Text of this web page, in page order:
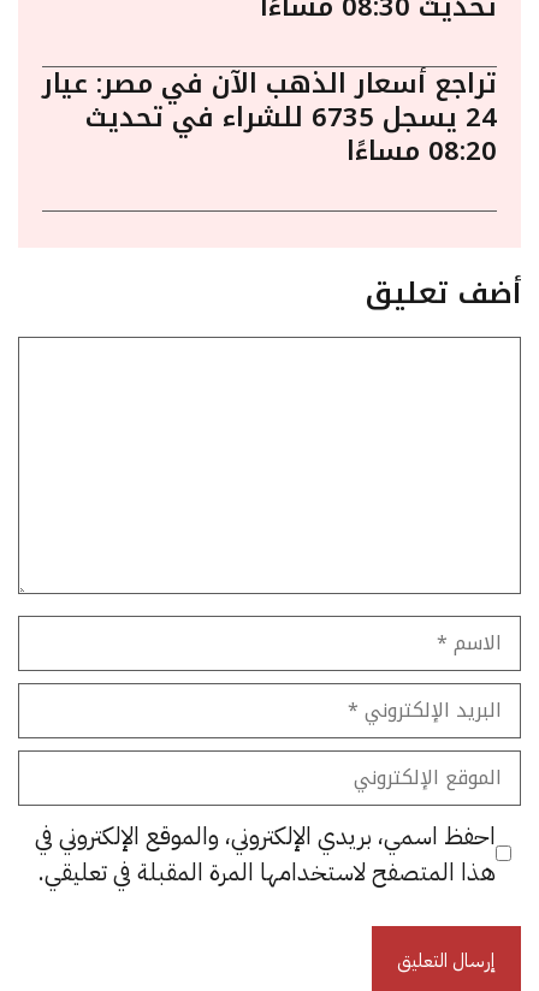
تراجع أسعار الذهب الآن في مصر: عيار
24 يسجل 6735 للشراء في تحديث
08:20 مساءًا
أضف تعليق
الاسم
البريد
الإلكتروني
الموقع
الإلكتروني
احفظ اسمي، بريدي الإلكتروني، والموقع الإلكتروني في
هذا المتصفح لاستخدامها المرة المقبلة في تعليقي.